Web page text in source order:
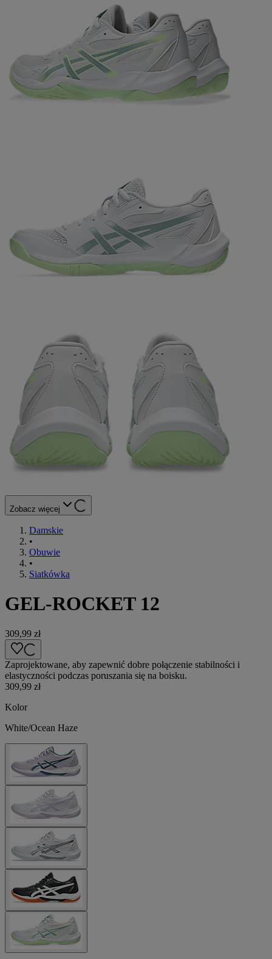
Zobacz więcej
Damskie
•
Obuwie
•
Siatkówka
GEL-ROCKET 12
309,99 zł
Zaprojektowane, aby zapewnić dobre połączenie stabilności i
elastyczności podczas poruszania się na boisku.
309,99 zł
Kolor
White/Ocean Haze